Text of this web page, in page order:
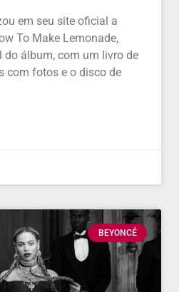
em seu site oficial a
To Make Lemonade,
do álbum, com um livro de
com fotos e o disco de
BEYONCÉ